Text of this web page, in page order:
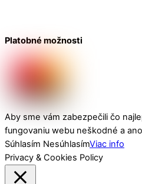
Platobné možnosti
Aby sme vám zabezpečili čo
fungovaniu webu neškodné a
Súhlasím NesúhlasímViac info
Privacy & Cookies Policy